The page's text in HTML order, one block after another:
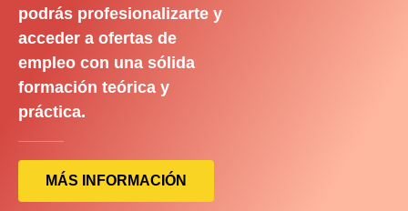
podrás profesionalizarte y
acceder a ofertas de
empleo con una sólida
formación teórica y
práctica.
MÁS INFORMACIÓN